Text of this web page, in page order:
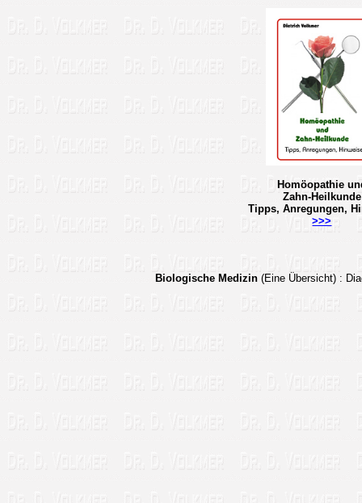
Homöopathie
Zahn-Heilkunde
Tipps, Anregungen,
>>>
Biologische Medizin(Eine Übersicht) :